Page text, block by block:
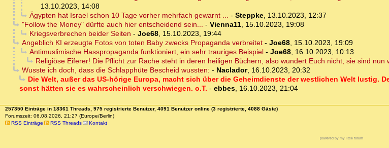
13.10.2023, 14:08
Ägypten hat Israel schon 10 Tage vorher mehrfach gewarnt ... - Steppke, 13.10.2023, 12:37
"Follow the Money" dürfte auch hier entscheidend sein... - Vienna11, 15.10.2023, 19:08
Kriegsverbrechen beider Seiten - Joe68, 15.10.2023, 19:44
Angeblich KI erzeugte Fotos von toten Baby zwecks Propaganda verbreitet- Joe68, 15.10.2023, 19:09
Antimuslimische Hasspropaganda funktioniert, ein sehr trauriges Beispiel- Joe68, 16.10.2023, 10:13
Religiöse Eiferer! Die Pflicht zur Rache steht in deren heiligen Büchern, also wundert Euch nicht, sie sind nun
Wusste ich doch, dass die Schlapphüte Bescheid wussten: - Naclador, 16.10.2023, 20:32
Die Welt, außer das US-hörige Europa, macht sich über die Geheimdienste der westlichen Welt lustig.
sonst hätten sie es wahrscheinlich verschwiegen. o.T. - ebbes, 16.10.2023, 21:04
257350 Einträge in 18361 Threads, 975 registrierte Benutzer, 4091 Benutzer online (3 registrierte, 4088 Gäste)
Forumszeit: 06.08.2026, 21:27 (Europe/Berlin)
RSS Einträge
RSS Threads Kontakt
powered by my little forum